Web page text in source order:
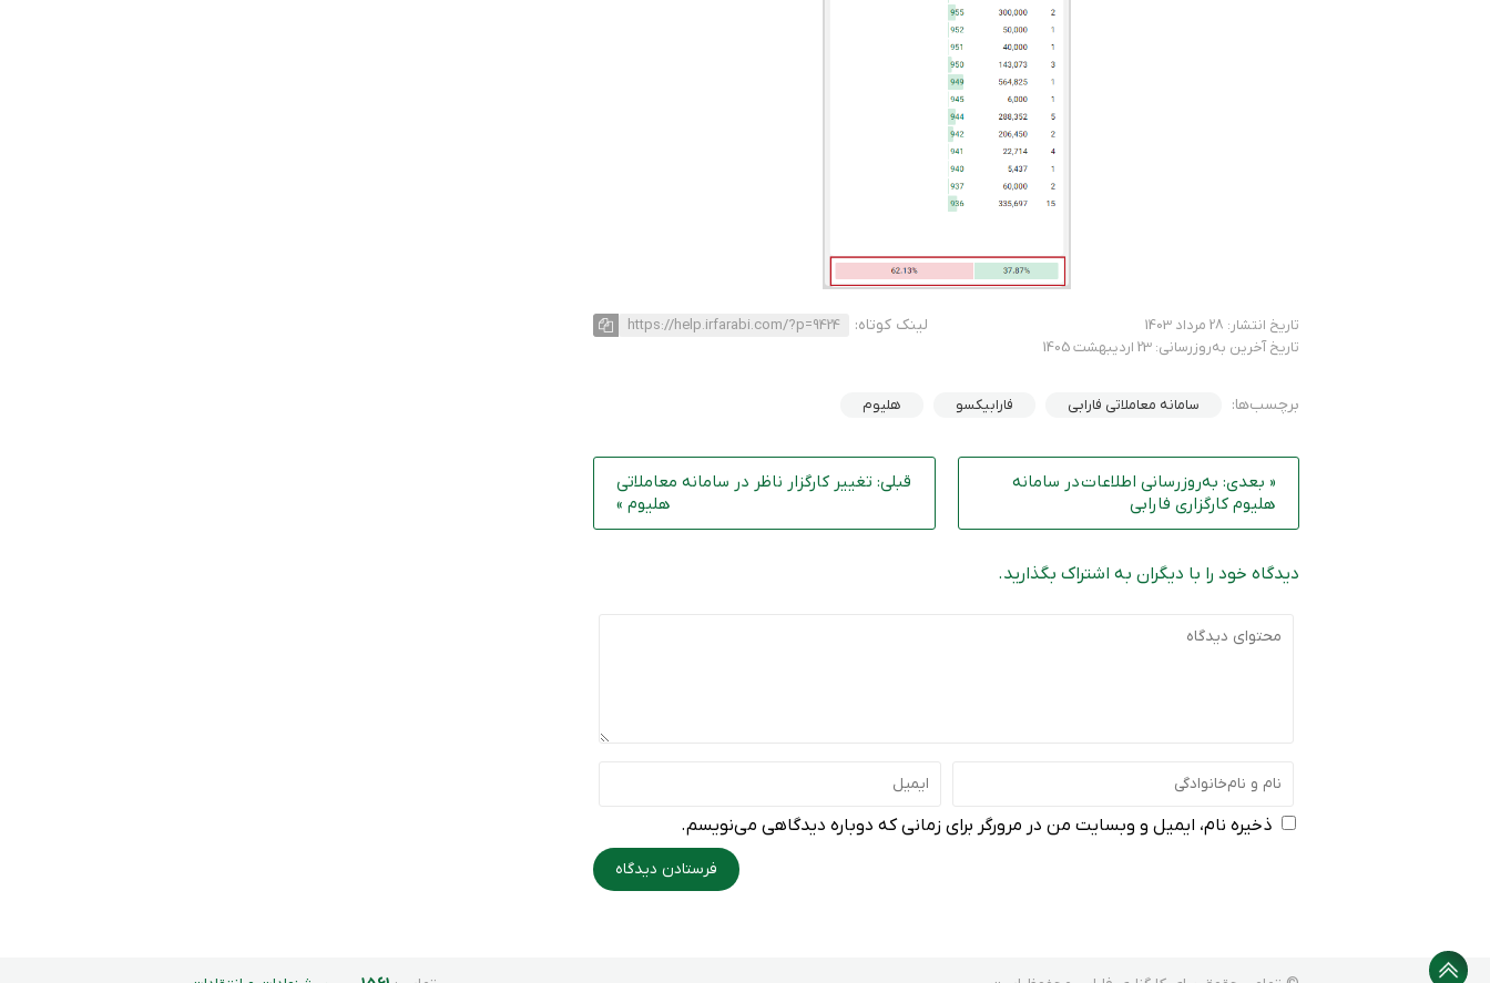
تاریخ انتشار: 28 مرداد 1403
تاریخ آخرین به‌روزرسانی: 23 اردیبهشت 1405
لینک کوتاه: https://help.irfarabi.com/?p=9424
برچسب‌ها: سامانه معاملاتی فارابی فارابیکسو هلیوم
« بعدی: به‌روزرسانی اطلاعات در سامانه
هلیوم کارگزاری فارابی
قبلی: تغییر کارگزار ناظر در سامانه معاملاتی
هلیوم »
دیدگاه خود را با دیگران به اشتراک بگذارید.
ذخیره نام، ایمیل و وبسایت من در مرورگر برای زمانی که دوباره دیدگاهی می‌نویسم.